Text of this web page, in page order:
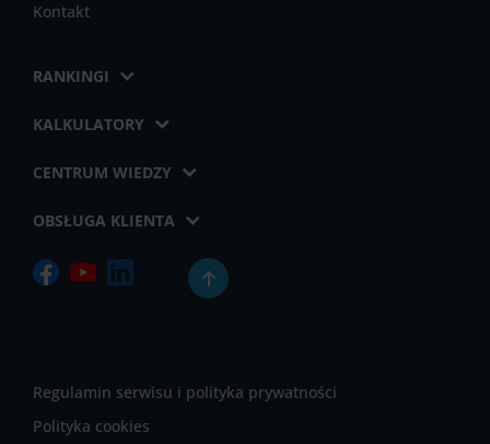
Kontakt
RANKINGI
KALKULATORY
CENTRUM WIEDZY
OBSŁUGA KLIENTA
Regulamin serwisu i polityka prywatności
Polityka cookies